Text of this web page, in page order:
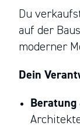
Du
auf der
moderner
Dein
Beratung